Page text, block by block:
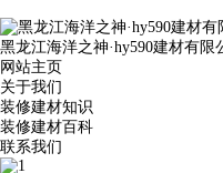
黑龙江海洋之神·hy590建材有限
网站主页
关于我们
装修建材知识
装修建材百科
联系我们